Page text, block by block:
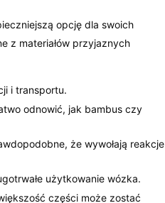
opcję dla swoich
z materiałów przyjaznych
i transportu.
odnowić, jak bambus czy
że wywołają reakcje
użytkowanie wózka.
części może zostać